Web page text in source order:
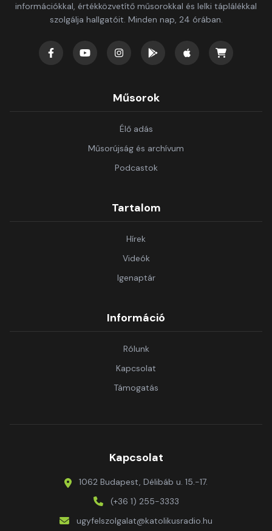
információkkal, értékközvetítő műsorokkal és lelki táplálékkal
szolgálja hallgatóit. Minden nap, 24 órában.
Műsorok
Élő adás
Műsorújság és archívum
Podcastok
Tartalom
Hírek
Videók
Igenaptár
Információ
Rólunk
Kapcsolat
Támogatás
Kapcsolat
1062 Budapest, Délibáb u. 15.-17.
(+36 1) 255-3333
ugyfelszolgalat@katolikusradio.hu